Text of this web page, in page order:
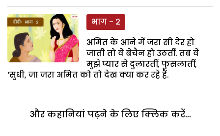
भाग - 2
अमित के आने में जरा सी देर हो
जाती तो वे बेचैन हो उठतीं. तब वे
मुझे प्यार से दुलारतीं, फुसलातीं,
‘सुधी, जा जरा अमित को तो देख क्या कर रहे हैं.
और कहानियां पढ़ने के लिए क्लिक करें...